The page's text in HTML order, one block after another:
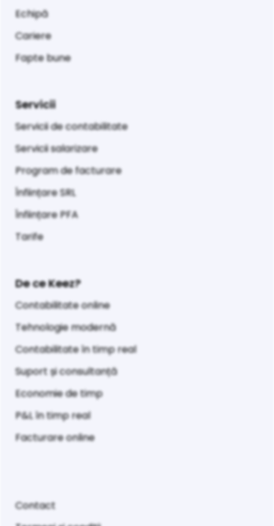
Echipă
Cariere
Fapte bune
Servicii
Servicii de contabilitate
Servicii salarizare
Program de facturare
Înființare SRL
Înființare PFA
Tarife
De ce Keez?
Contabilitate online
Tehnologie modernă
Contabilitate în timp real
Suport și consultanță
Economie de timp
P&L în timp real
Facturare online
Contact